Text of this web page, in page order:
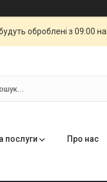
оброблені з 09:00
послуги Про нас